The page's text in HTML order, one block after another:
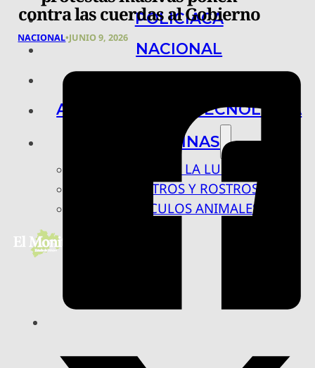
POLICIACA
NACIONAL
ARTE, CIENCIA Y TECNOLOGÍA
COLUMNAS
BAJO LA LUPA
RASTROS Y ROSTROS
VÍNCULOS ANIMALES
contra las cuerdas al Gobierno
NACIONAL•JUNIO 9, 2026